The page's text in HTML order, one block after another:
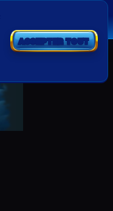
ACCEPTER TOUT